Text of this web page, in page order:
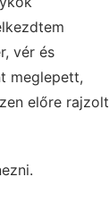
vér és
meglepett,
előre rajzolt